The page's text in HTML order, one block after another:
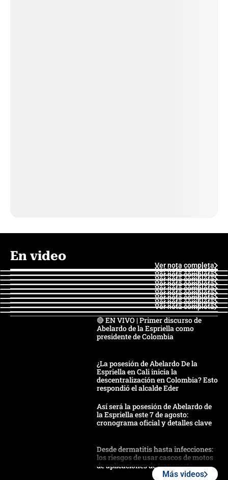
En video
Ver nota completa
Ver nota completa
Ver nota completa
Ver nota completa
Ver nota completa
Ver nota completa
Ver nota completa
Ver nota completa
Ver nota completa
Ver nota completa
🔴 EN VIVO | Primer discurso de
Abelardo de la Espriella como
presidente de Colombia
¿La posesión de Abelardo De la
Espriella en Cali inicia la
descentralización en Colombia? Esto
respondió el alcalde Eder
Así será la posesión de Abelardo de
la Espriella este 7 de agosto:
cronograma oficial y detalles clave
Desde dermatitis hasta infecciones:
los riesgos de usar cascos de motos
de aplicaciones de transporte
Más videos